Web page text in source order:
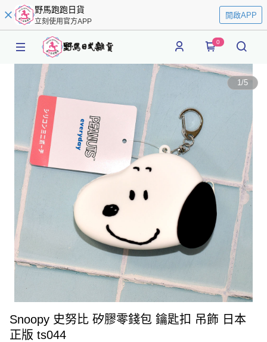
野馬跑跑日貨
立刻使用官方APP
開啟APP
0
1/5
Snoopy 史努比 矽膠零錢包 鑰匙扣 吊飾 日本
正版 ts044